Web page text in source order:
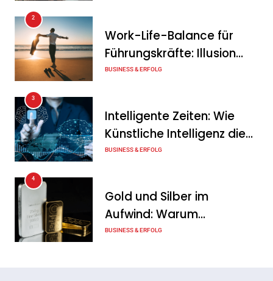
Ohne Daten keine
Verteidigungsfähigkeit:
Deutsche
Rüstungsindustrie investiert
Fundament
2
Work-Life-Balance für
Führungskräfte: Illusion
oder echte Chance?
BUSINESS & ERFOLG
3
Intelligente Zeiten: Wie
Künstliche Intelligenz die
Geschäftswelt verändert
BUSINESS & ERFOLG
4
Gold und Silber im
Aufwind: Warum
Edelmetalle als sicherer
BUSINESS & ERFOLG